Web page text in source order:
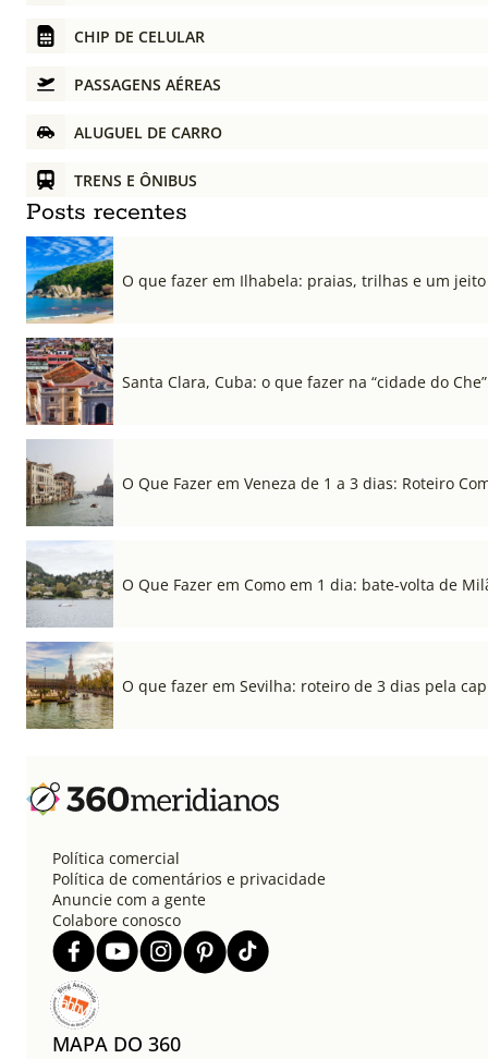
CHIP DE CELULAR
PASSAGENS AÉREAS
ALUGUEL DE CARRO
TRENS E ÔNIBUS
Posts recentes
O que fazer em Ilhabela: praias, trilhas e um
Santa Clara, Cuba: o que fazer na “cidade do Che”
O Que Fazer em Veneza de 1 a 3 dias: Roteiro
O Que Fazer em Como em 1 dia: bate-volta de
O que fazer em Sevilha: roteiro de 3 dias pela
Política comercial
Política de comentários e privacidade
Anuncie com a gente
Colabore conosco
MAPA DO 360